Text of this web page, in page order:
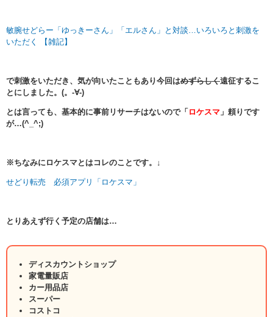
敏腕せどらー「ゆっきーさん」「エルさん」と対談…いろいろと刺激を
いただく 【雑記】
で刺激をいただき、気が向いたこともあり今回はめずらしく遠征するこ
とにしました。(。-∀-)
とは言っても、基本的に事前リサーチはないので「 ロケスマ 」頼りです
が…(^_^;)
※ちなみにロケスマとはコレのことです。↓
せどり転売 必須アプリ「ロケスマ」
とりあえず行く予定の店舗は…
ディスカウントショップ
家電量販店
カー用品店
スーパー
コストコ